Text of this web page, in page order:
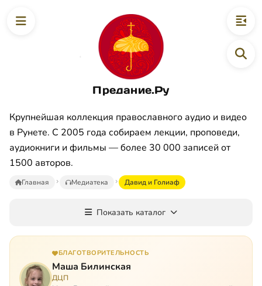
Предание.Ру
Крупнейшая коллекция православного аудио и видео
в Рунете. С 2005 года собираем лекции, проповеди,
аудиокниги и фильмы — более 30 000 записей от
1500 авторов.
Главная Медиатека Давид и Голиаф
Показать каталог
БЛАГОТВОРИТЕЛЬНОСТЬ
Маша Билинская
ДЦП